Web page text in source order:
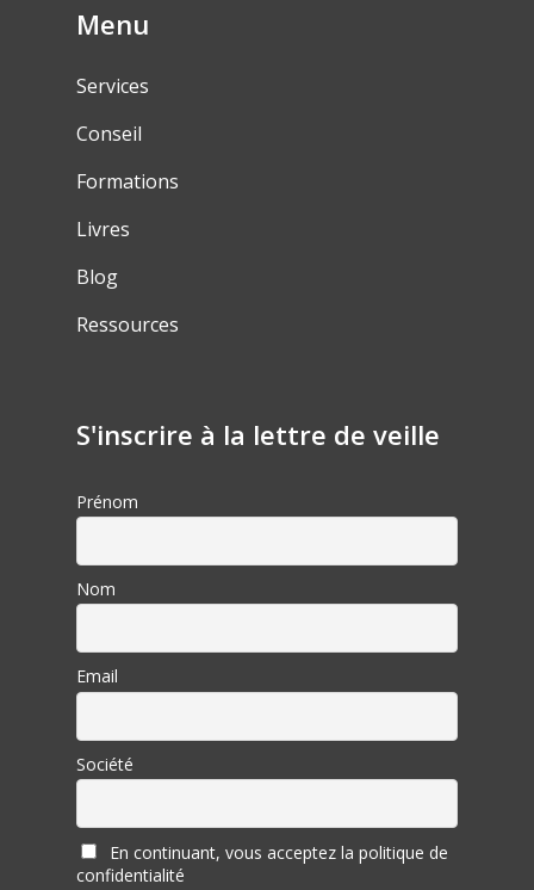
Menu
Services
Conseil
Formations
Livres
Blog
Ressources
S'inscrire à la lettre de veille
Prénom
Nom
Email
Société
En continuant, vous acceptez la politique de
confidentialité